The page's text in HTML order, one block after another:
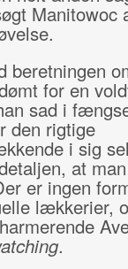
Manitowoc
beretningen
for en
sad i
den rigtige
i sig
at
er ingen
lækkerier,
.